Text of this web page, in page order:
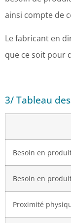
ainsi compte de
Le fabricant en
que ce soit pour
3/ Tableau
Besoin en
Besoin en
Proximité